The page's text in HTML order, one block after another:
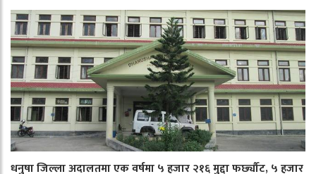
धनुषा जिल्ला अदालतमा एक वर्षमा ५ हजार २१६ मुद्दा फर्छ्यौट, ५ हजार